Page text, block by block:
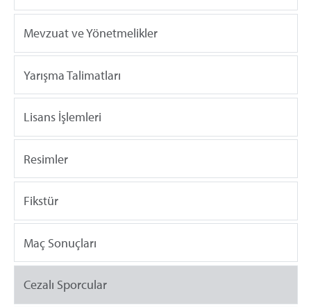
Mevzuat ve Yönetmelikler
Yarışma Talimatları
Lisans İşlemleri
Resimler
Fikstür
Maç Sonuçları
Cezalı Sporcular